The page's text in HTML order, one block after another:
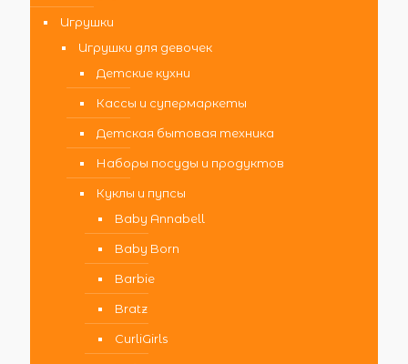
Игрушки
Игрушки для девочек
Детские кухни
Кассы и супермаркеты
Детская бытовая техника
Наборы посуды и продуктов
Куклы и пупсы
Baby Annabell
Baby Born
Barbie
Bratz
CurliGirls